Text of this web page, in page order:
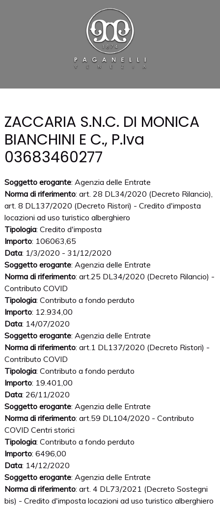
ZACCARIA S.N.C. DI MONICA
BIANCHINI E C., P.Iva
03683460277
Soggetto erogante: Agenzia delle Entrate
Norma di riferimento: art. 28 DL34/2020 (Decreto Rilancio),
art. 8 DL137/2020 (Decreto Ristori) - Credito d'imposta
locazioni ad uso turistico alberghiero
Tipologia: Credito d'imposta
Importo: 106063,65
Data: 1/3/2020 - 31/12/2020
Soggetto erogante: Agenzia delle Entrate
Norma di riferimento: art.25 DL34/2020 (Decreto Rilancio) -
Contributo COVID
Tipologia: Contributo a fondo perduto
Importo: 12.934,00
Data: 14/07/2020
Soggetto erogante: Agenzia delle Entrate
Norma di riferimento: art.1 DL137/2020 (Decreto Ristori) -
Contributo COVID
Tipologia: Contributo a fondo perduto
Importo: 19.401,00
Data: 26/11/2020
Soggetto erogante: Agenzia delle Entrate
Norma di riferimento: art.59 DL104/2020 - Contributo
COVID Centri storici
Tipologia: Contributo a fondo perduto
Importo: 6496,00
Data: 14/12/2020
Soggetto erogante: Agenzia delle Entrate
Norma di riferimento: art. 4 DL73/2021 (Decreto Sostegni
bis) - Credito d'imposta locazioni ad uso turistico alberghiero